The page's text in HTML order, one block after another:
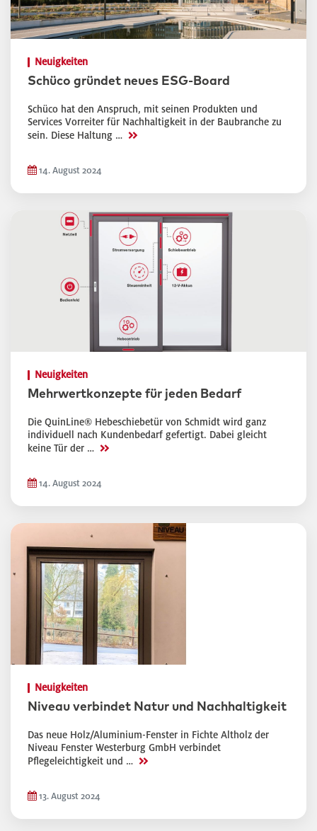
Neuigkeiten
Schüco gründet neues ESG-Board
Schüco hat den Anspruch, mit seinen Produkten und
Services Vorreiter für Nachhaltigkeit in der Baubranche zu
sein. Diese Haltung … >>
14. August 2024
Neuigkeiten
Mehrwertkonzepte für jeden Bedarf
Die QuinLine® Hebeschiebetür von Schmidt wird ganz
individuell nach Kundenbedarf gefertigt. Dabei gleicht
keine Tür der … >>
14. August 2024
Neuigkeiten
Niveau verbindet Natur und Nachhaltigkeit
Das neue Holz/Aluminium-Fenster in Fichte Altholz der
Niveau Fenster Westerburg GmbH verbindet
Pflegeleichtigkeit und … >>
13. August 2024